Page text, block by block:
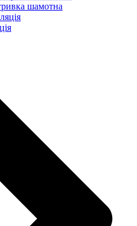
шамотна